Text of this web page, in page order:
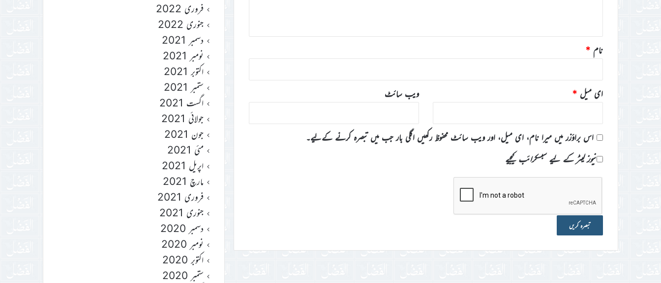
نام *
ای میل * ویب‌ سائٹ
اس براؤزر میں میرا نام، ای میل، اور ویب سائٹ محفوظ رکھیں اگلی بار جب میں تبصرہ کرنے کےلیے۔
نیوز لیٹر کے لیے سبسکرائب کیجیے
فروری 2022
جنوری 2022
دسمبر 2021
نومبر 2021
اکتوبر 2021
ستمبر 2021
اگست 2021
جولائی 2021
جون 2021
مئی 2021
اپریل 2021
مارچ 2021
فروری 2021
جنوری 2021
دسمبر 2020
نومبر 2020
اکتوبر 2020
ستمبر 2020